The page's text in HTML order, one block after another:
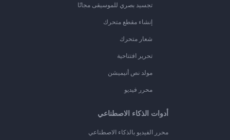
تجسيد بصري للموسيقى مجانًا
إنشاء مقطع متحرك
شعار متحرك
تحرير افتتاحية
مولد نص أنيميشن
محرر فيديو
أدوات الذكاء الاصطناعي
محرر الفيديو بالذكاء الاصطناعي